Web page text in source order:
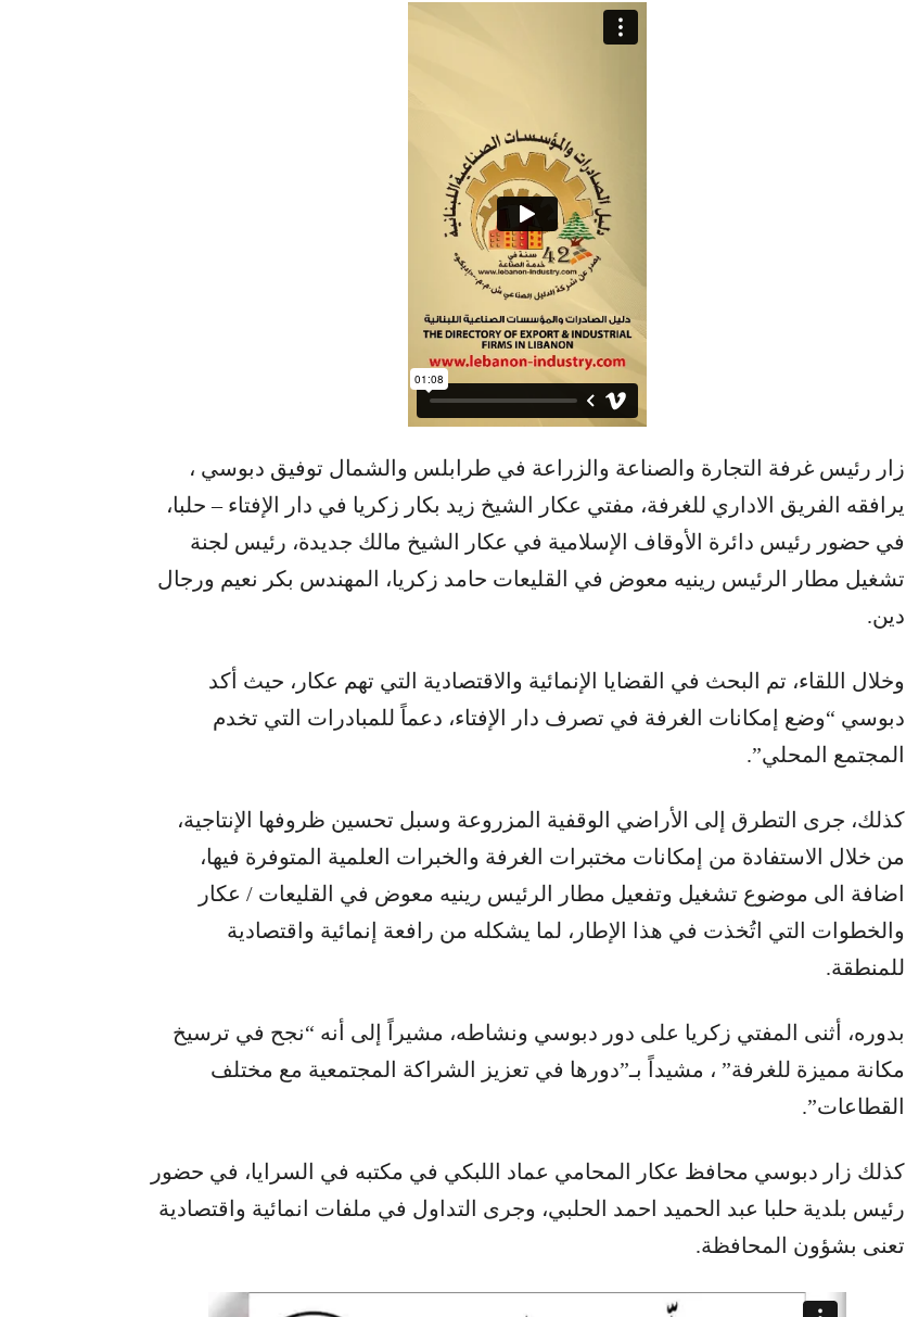
زار رئيس غرفة التجارة والصناعة والزراعة في طرابلس والشمال توفيق دبوسي ،
يرافقه الفريق الاداري للغرفة، مفتي عكار الشيخ زيد بكار زكريا في دار الإفتاء – حلبا،
في حضور رئيس دائرة الأوقاف الإسلامية في عكار الشيخ مالك جديدة، رئيس لجنة
تشغيل مطار الرئيس رينيه معوض في القليعات حامد زكريا، المهندس بكر نعيم ورجال
دين.
وخلال اللقاء، تم البحث في القضايا الإنمائية والاقتصادية التي تهم عكار، حيث أكد
دبوسي “وضع إمكانات الغرفة في تصرف دار الإفتاء، دعماً للمبادرات التي تخدم
المجتمع المحلي”.
كذلك، جرى التطرق إلى الأراضي الوقفية المزروعة وسبل تحسين ظروفها الإنتاجية،
من خلال الاستفادة من إمكانات مختبرات الغرفة والخبرات العلمية المتوفرة فيها،
اضافة الى موضوع تشغيل وتفعيل مطار الرئيس رينيه معوض في القليعات / عكار
والخطوات التي اتُخذت في هذا الإطار، لما يشكله من رافعة إنمائية واقتصادية
للمنطقة.
بدوره، أثنى المفتي زكريا على دور دبوسي ونشاطه، مشيراً إلى أنه “نجح في ترسيخ
مكانة مميزة للغرفة” ، مشيداً بـ”دورها في تعزيز الشراكة المجتمعية مع مختلف
القطاعات”.
كذلك زار دبوسي محافظ عكار المحامي عماد اللبكي في مكتبه في السرايا، في حضور
رئيس بلدية حلبا عبد الحميد احمد الحلبي، وجرى التداول في ملفات انمائية واقتصادية
تعنى بشؤون المحافظة.